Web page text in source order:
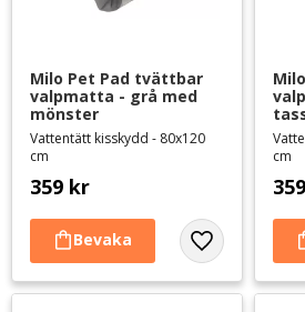
Milo Pet Pad tvättbar
valpmatta - grå med
mönster
Vattentätt kisskydd - 80x120
cm
359 kr
Lägg till i
cm
359